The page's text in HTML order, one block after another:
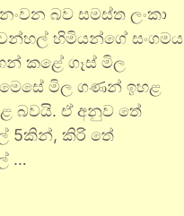
නංවන බව සමස්ත ලංකා
හිමියන්ගේ සංගමය
කළේ ගෑස් මිල
මිල ගණන් ඉහළ
බවයි. ඒ අනුව තේ
5කින්, කිරි තේ
…